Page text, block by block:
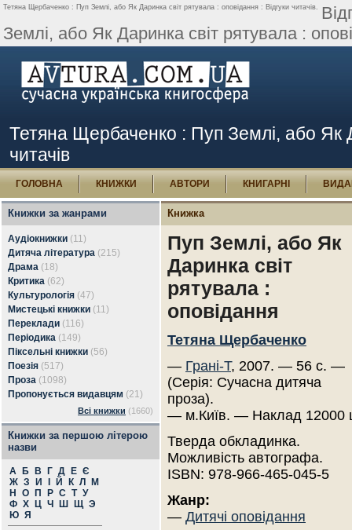
Тетяна Щербаченко : Пуп Землі, або Як Даринка світ рятувала : оповідання : Відгуки читачів.
Землі, або Як Даринка світ рятувала :
Тетяна Щербаченко : Пуп Землі, або Як
читачів
ГОЛОВНА КНИЖКИ АВТОРИ КНИГАРНІ
Книжки за жанрами
Аудіокнижки (11)
Дитяча література (215)
Драма (18)
Критика (62)
Культурологія (47)
Мистецькі книжки (11)
Переклади (116)
Періодика (149)
Піксельні книжки (56)
Поезія (517)
Проза (1098)
Пропонується видавцям (21)
Всі книжки (1660)
Книжки за першою літерою
назви
А Б В Г Д Е Є
Ж З И Й К Л
М
Н
О П Р С Т У
Ф Х Ц Ч Ш Щ Э
Ю Я
Книжка
Пуп Землі, або Як
Даринка світ
рятувала :
оповідання
Тетяна Щербаченко
— Грані-Т, 2007. — 56 с. —
(Серія: Сучасна дитяча
проза).
— м.Київ. — Наклад 12000
Тверда обкладинка.
Можливість автографа.
ISBN: 978-966-465-045-5
Жанр:
— Дитячі оповідання